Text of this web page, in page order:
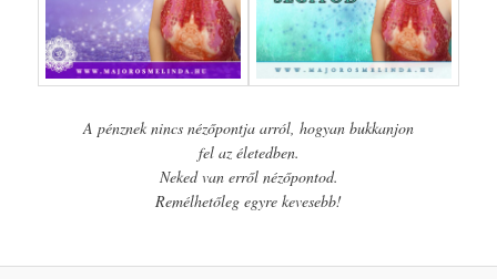
A pénznek nincs nézőpontja arról, hogyan bukkanjon
fel az életedben.
Neked van erről nézőpontod.
Remélhetőleg egyre kevesebb!